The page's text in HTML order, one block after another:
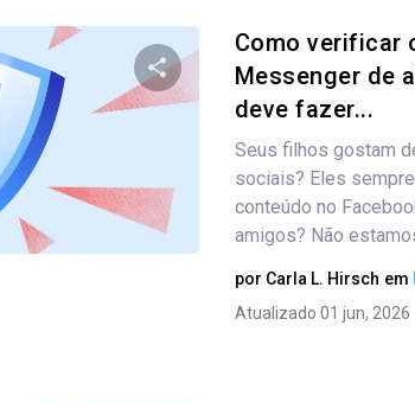
Twitter Facebook Copiar link
Como verificar
Messenger de
deve fazer...
Seus filhos gostam
sociais? Eles
conteúdo no
amigos? Não
por Carla L. Hirsch em
Atualizado 01 jun, 2026